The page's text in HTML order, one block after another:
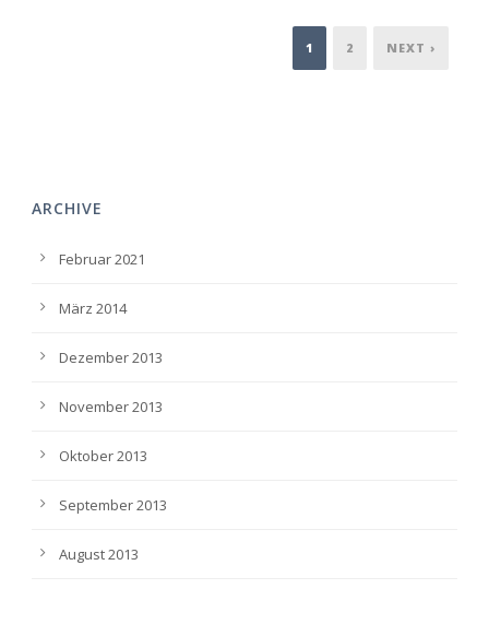
1 2 NEXT ›
ARCHIVE
Februar 2021
März 2014
Dezember 2013
November 2013
Oktober 2013
September 2013
August 2013